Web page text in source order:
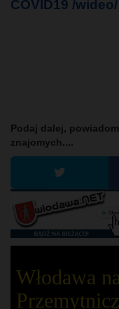
COVID19 /wideo/
Podaj dalej, powiadom
znajomych....
Włodawa